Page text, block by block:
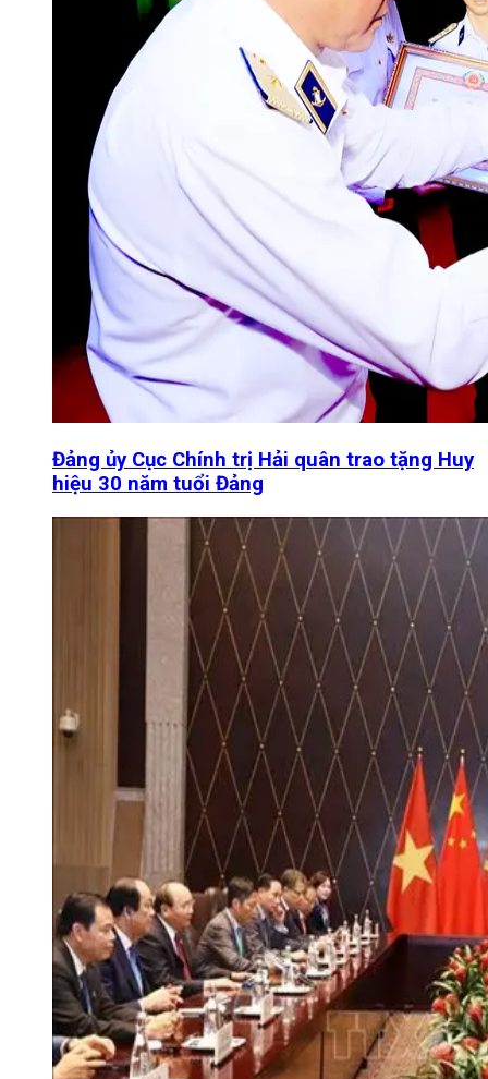
Đảng ủy Cục Chính trị Hải quân trao tặng Huy
hiệu 30 năm tuổi Đảng